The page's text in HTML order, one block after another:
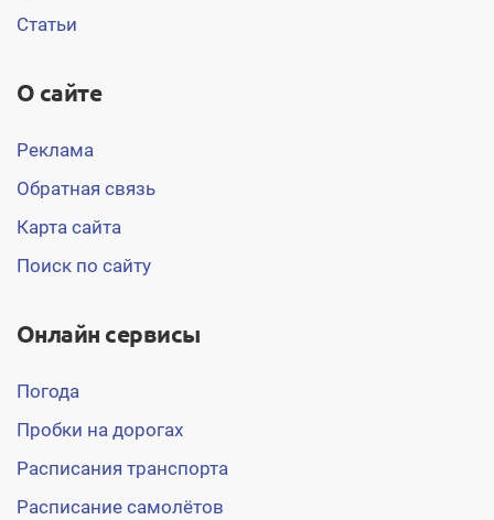
Статьи
О сайте
Реклама
Обратная связь
Карта сайта
Поиск по сайту
Онлайн сервисы
Погода
Пробки на дорогах
Расписания транспорта
Расписание самолётов